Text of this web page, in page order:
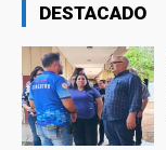
DESTACADO